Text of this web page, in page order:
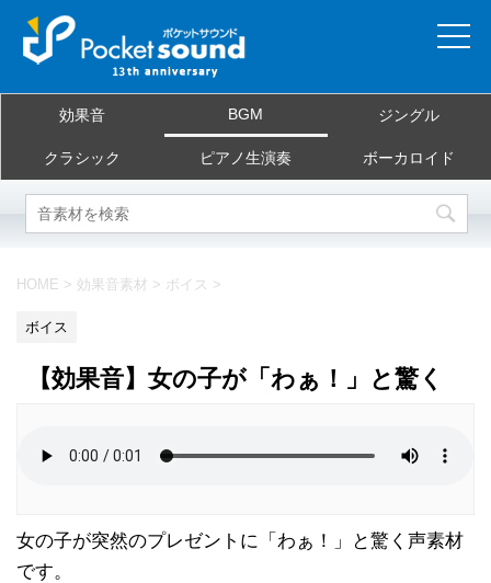
当サイトについて
ご利用規約
お問合せ
効果音 BGM ジングル
クラシック ピアノ生演奏 ボーカロイド
HOME > 効果音素材 > ボイス >
ボイス
【効果音】女の子が「わぁ！」と驚く
女の子が突然のプレゼントに「わぁ！」と驚く声素材
です。